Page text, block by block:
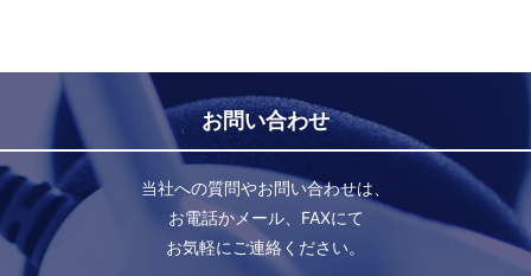
お問い合わせ
当社への質問やお問い合わせは、
お電話かメール、FAXにて
お気軽にご連絡ください。